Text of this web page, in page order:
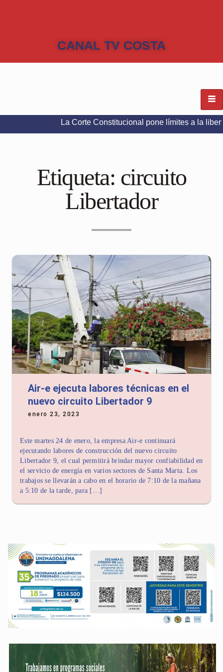
CANAL TV COSTA
La Corte Constitucional pone límites a la libertad de
Etiqueta: circuito
Libertador
Air-e ejecuta labores técnicas en el
nuevo circuito Libertador 9
enero 23, 2023
Este martes 24 de enero, la empresa Air-e continuará
ejecutando labores de construcción del nuevo circuito
Libertador 9, el cual permitirá brindar mayor confiabilidad en
el servicio de energía en varios sectores de Santa Marta. Los
trabajos se llevarán a cabo en el horario de 7:10 de la mañana
a 5:10 de la tarde, para […]